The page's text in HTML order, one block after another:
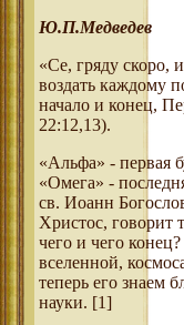
Ю.П.Медведев
«Се, гряду скоро,
воздать каждому
начало и конец,
22:12,13).
«Альфа» - первая
«Омега» -
св. Иоанн
Христос, говорит
чего и чего
вселенной,
теперь его знаем
науки. [1]